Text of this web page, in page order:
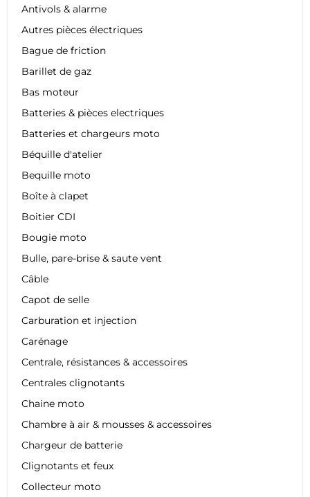
Antivols & alarme
Autres pièces électriques
Bague de friction
Barillet de gaz
Bas moteur
Batteries & pièces electriques
Batteries et chargeurs moto
Béquille d'atelier
Bequille moto
Boîte à clapet
Boitier CDI
Bougie moto
Bulle, pare-brise & saute vent
Câble
Capot de selle
Carburation et injection
Carénage
Centrale, résistances & accessoires
Centrales clignotants
Chaine moto
Chambre à air & mousses & accessoires
Chargeur de batterie
Clignotants et feux
Collecteur moto